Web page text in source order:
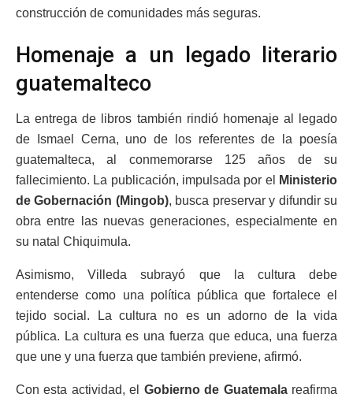
construcción de comunidades más seguras.
Homenaje a un legado literario
guatemalteco
La entrega de libros también rindió homenaje al legado
de Ismael Cerna, uno de los referentes de la poesía
guatemalteca, al conmemorarse 125 años de su
fallecimiento. La publicación, impulsada por el
Ministerio
de Gobernación (Mingob), busca preservar y difundir su
obra entre las nuevas generaciones, especialmente en
su natal Chiquimula.
Asimismo, Villeda subrayó que la cultura debe
entenderse como una política pública que fortalece el
tejido social. La cultura no es un adorno de la vida
pública. La cultura es una fuerza que educa, una fuerza
que une y una fuerza que también previene, afirmó.
Con esta actividad, el Gobierno de Guatemalareafirma